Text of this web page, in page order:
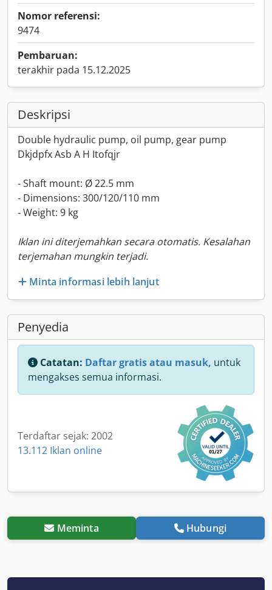
Nomor referensi:
9474
Pembaruan:
terakhir pada 15.12.2025
Deskripsi
Double hydraulic pump, oil pump, gear pump
Dkjdpfx Asb A H Itofqjr
- Shaft mount: Ø 22.5 mm
- Dimensions: 300/120/110 mm
- Weight: 9 kg
Iklan ini diterjemahkan secara otomatis. Kesalahan
terjemahan mungkin terjadi.
Minta informasi lebih lanjut
Penyedia
Catatan: Daftar gratis atau masuk, untuk
mengakses semua informasi.
Terdaftar sejak: 2002
13.112 Iklan online
Meminta Hubungi